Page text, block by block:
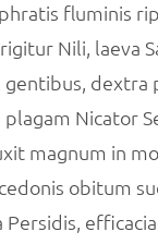
fluminis
Nili, laeva
gentibus, dextra
Nicator
magnum in
obitum